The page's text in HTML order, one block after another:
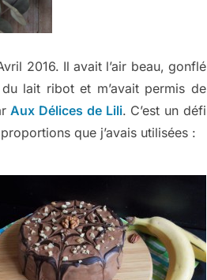
2016. Il avait l’air beau, gonflé
lait ribot et m’avait permis de
Aux Délices de Lili. C’est un défi
que j’avais utilisées :